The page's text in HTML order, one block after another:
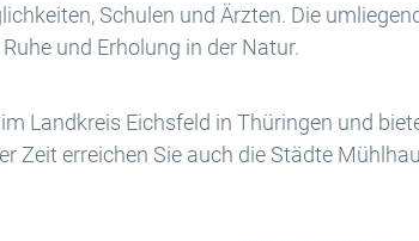
Schulen und Ärzten. Die
und Erholung in der Natur.
Landkreis Eichsfeld in Thüringen und
Zeit erreichen Sie auch die Städte